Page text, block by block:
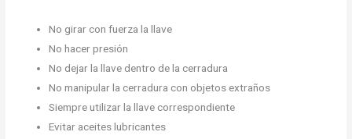
No girar con fuerza la llave
No hacer presión
No dejar la llave dentro de la cerradura
No manipular la cerradura con objetos extraños
Siempre utilizar la llave correspondiente
Evitar aceites lubricantes